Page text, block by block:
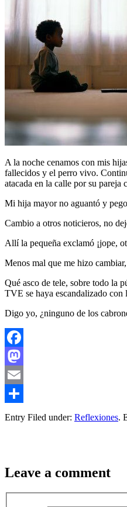
A la noche cenamos con mis
fallecidos y el perro vivo.
atacada en la calle por su
Mi hija mayor no aguantó y
Cambio a otros noticieros, no
Allí la pequeña exclamó ¡jope,
Menos mal que me hizo
Qué asco de tele, sobre todo la
TVE se haya escandalizado con
Digo yo, ¿ninguno de los
Facebook
Mastodon
Email
Compartir
Entry Filed under: Reflexiones.
Leave a comment